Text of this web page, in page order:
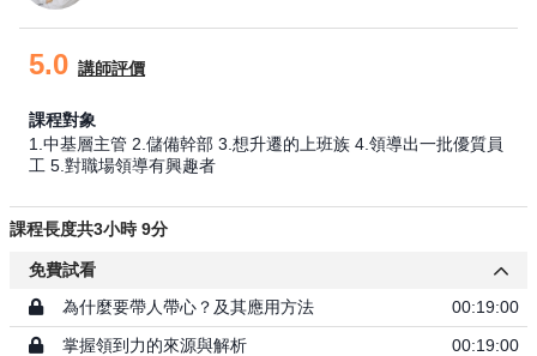
5.0 講師評價
課程對象
1.中基層主管 2.儲備幹部 3.想升遷的上班族 4.領導出一批優質員
工 5.對職場領導有興趣者
課程長度共3小時 9分
免費試看
為什麼要帶人帶心？及其應用方法
00:19:00
掌握領到力的來源與解析
00:19:00